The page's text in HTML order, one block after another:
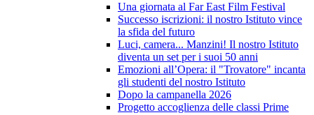
Una giornata al Far East Film Festival
Successo iscrizioni: il nostro Istituto vince
la sfida del futuro
Luci, camera... Manzini! Il nostro Istituto
diventa un set per i suoi 50 anni
Emozioni all’Opera: il "Trovatore" incanta
gli studenti del nostro Istituto
Dopo la campanella 2026
Progetto accoglienza delle classi Prime